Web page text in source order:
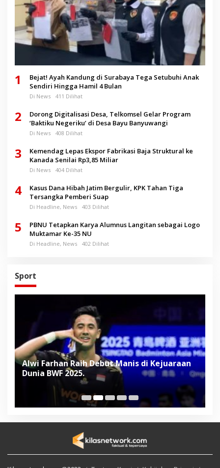
1
Bejat! Ayah Kandung di Surabaya Tega Setubuhi Anak
Sendiri Hingga Hamil 4 Bulan
Di News 411 Dilihat
2
Dorong Digitalisasi Desa, Telkomsel Gelar Program
‘Baktiku Negeriku’ di Desa Bayu Banyuwangi
Di News 408 Dilihat
3
Kemendag Lepas Ekspor Fabrikasi Baja Struktural ke
Kanada Senilai Rp3,85 Miliar
Di News 404 Dilihat
4
Kasus Dana Hibah Jatim Bergulir, KPK Tahan Tiga
Tersangka Pemberi Suap
Di Headline, News 403 Dilihat
5
PBNU Tetapkan Karya Alumnus Langitan sebagai Logo
Muktamar Ke-35 NU
Di Headline, News 402 Dilihat
Sport
Alwi Farhan Raih Debut Manis di Kejuaraan
Dunia BWF 2025.